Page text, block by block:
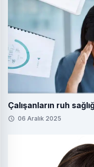
Çalışanların ruh
06 Aralık 2025